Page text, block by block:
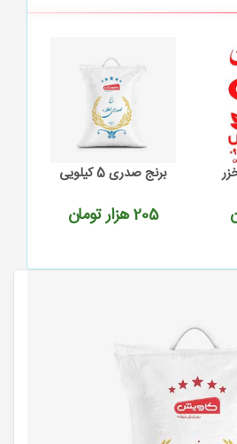
برنج صدری 5 کیلویی
205 هزار تومان